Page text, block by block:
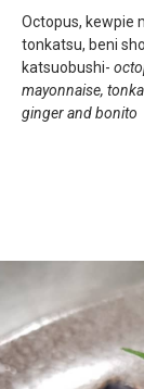
Octopus, kewpie
tonkatsu, beni
katsuobushi-
mayonnaise,
ginger and bonito